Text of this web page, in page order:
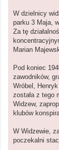
W dzielnicy
parku 3 Maja,
Za tę
Marian
Pod koniec
zawodników,
Wróbel,
została z tego
Widzew,
klubów
W Widzewie,
poczekalni